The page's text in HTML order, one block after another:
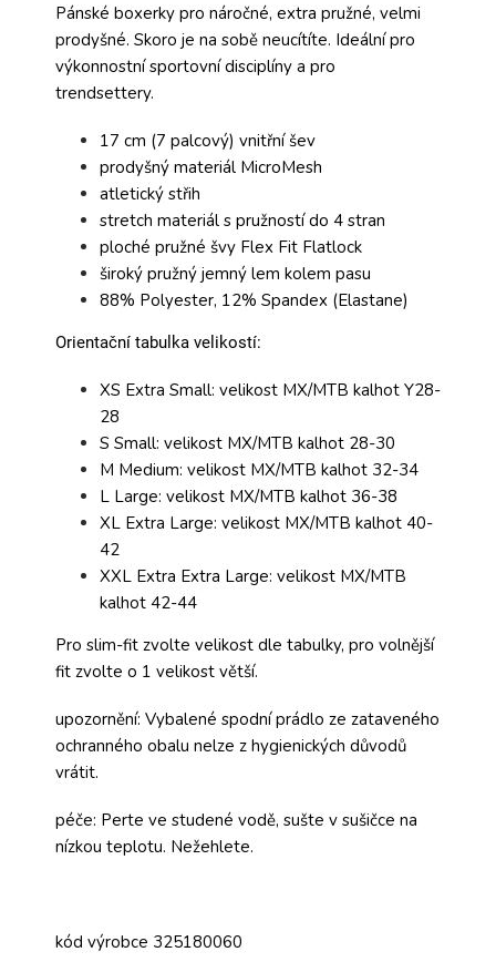
Pánské boxerky pro náročné, extra pružné, velmi
prodyšné. Skoro je na sobě neucítíte. Ideální pro
výkonnostní sportovní disciplíny a pro
trendsettery.
17 cm (7 palcový) vnitřní šev
prodyšný materiál MicroMesh
atletický střih
stretch materiál s pružností do 4 stran
ploché pružné švy Flex Fit Flatlock
široký pružný jemný lem kolem pasu
88% Polyester, 12% Spandex (Elastane)
Orientační tabulka velikostí:
XS Extra Small: velikost MX/MTB kalhot Y28-
28
S Small: velikost MX/MTB kalhot 28-30
M Medium: velikost MX/MTB kalhot 32-34
L Large: velikost MX/MTB kalhot 36-38
XL Extra Large: velikost MX/MTB kalhot 40-
42
XXL Extra Extra Large: velikost MX/MTB
kalhot 42-44
Pro slim-fit zvolte velikost dle tabulky, pro volnější
fit zvolte o 1 velikost větší.
upozornění: Vybalené spodní prádlo ze zataveného
ochranného obalu nelze z hygienických důvodů
vrátit.
péče: Perte ve studené vodě, sušte v sušičce na
nízkou teplotu. Nežehlete.
kód výrobce 325180060